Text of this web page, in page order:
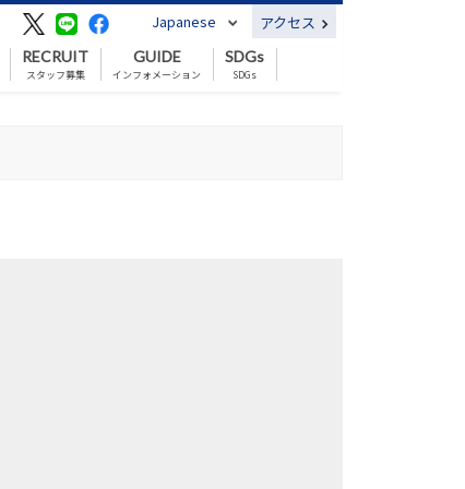
Japanese アクセス
RECRUIT
スタッフ募集
GUIDE
インフォメーション
SDGs
SDGs